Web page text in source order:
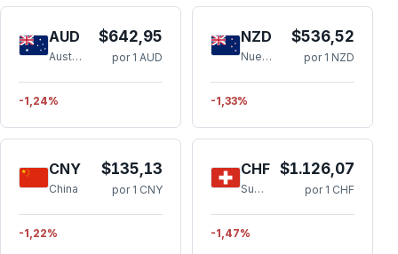
AUD
Australia
$642,95
por 1 AUD
-1,24%
NZD
Nueva Zelanda
$536,52
por 1 NZD
-1,33%
CNY
China
$135,13
por 1 CNY
-1,22%
CHF
Suiza
$1.126,07
por 1 CHF
-1,47%